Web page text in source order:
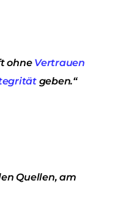
ohne Vertrauen
geben.“
Quellen, am